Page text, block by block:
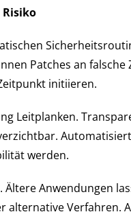
Patches an
initiieren.
Leitplanken.
werden.
Ältere Anwendungen
Verfahren.